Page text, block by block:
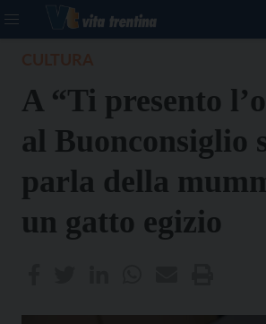
A “Ti presento
al Buonconsiglio
parla della
un gatto egizio